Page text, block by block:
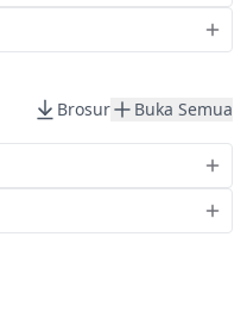
Brosur Buka Semua